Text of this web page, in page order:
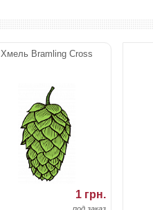
Хмель Bramling Cross
1 грн.